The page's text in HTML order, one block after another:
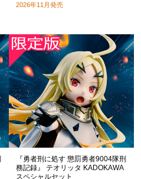
2026年11月発売
『勇者刑に処す 懲罰勇者9004隊刑
務記録』 テオリッタ KADOKAWA
スペシャルセット